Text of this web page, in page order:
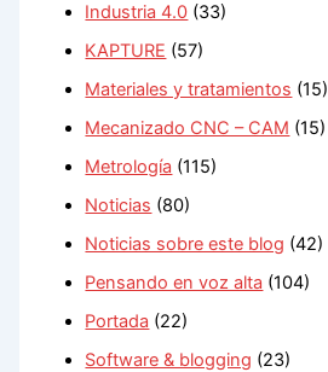
Industria 4.0 (33)
KAPTURE (57)
Materiales y tratamientos (15)
Mecanizado CNC – CAM (15)
Metrología (115)
Noticias (80)
Noticias sobre este blog (42)
Pensando en voz alta (104)
Portada (22)
Software & blogging (23)